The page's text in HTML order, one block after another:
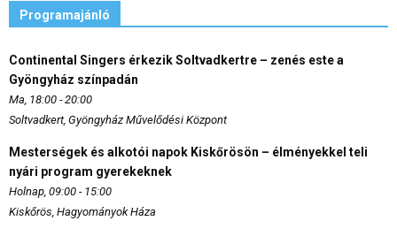
Programajánló
Continental Singers érkezik Soltvadkertre – zenés este a
Gyöngyház színpadán
Ma, 18:00 - 20:00
Soltvadkert, Gyöngyház Művelődési Központ
Mesterségek és alkotói napok Kiskőrösön – élményekkel teli
nyári program gyerekeknek
Holnap, 09:00 - 15:00
Kiskőrös, Hagyományok Háza